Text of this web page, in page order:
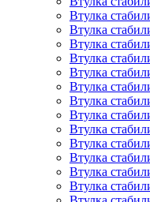
Втулка
Втулка
Втулка
Втулка
Втулка
Втулка
Втулка
Втулка
Втулка
Втулка
Втулка
Втулка
Втулка